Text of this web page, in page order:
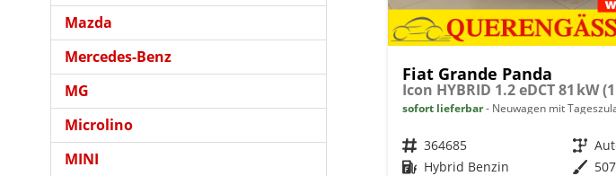
Fiat Grande Panda
sofort lieferbar Neuwagen mit
Fahrzeugnr. 364685 Getriebe
Kraftstoff Hybrid Benzin Außenfarbe
Mazda
Mercedes-Benz
MG
Microlino
MINI